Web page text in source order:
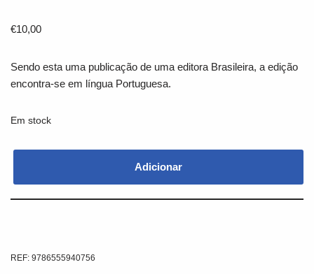
€10,00
Sendo esta uma publicação de uma editora Brasileira, a edição
encontra-se em língua Portuguesa.
Em stock
Adicionar
REF: 9786555940756